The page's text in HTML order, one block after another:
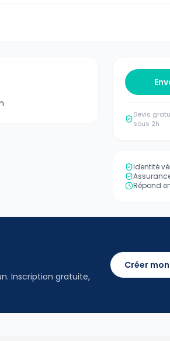
Devis
sous 2h
Identité
Répond
Inscription gratuite,
Créer